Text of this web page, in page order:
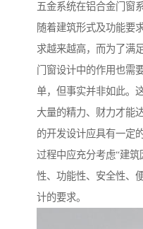
五金系统在铝合金门窗
随着建筑形式及功能要
求越来越高，而为了满
门窗设计中的作用也需
单，但事实并非如此。
大量的精力、财力才能
的开发设计应具有一定
过程中应充分考虑“建筑
性、功能性、安全性、
计的要求。